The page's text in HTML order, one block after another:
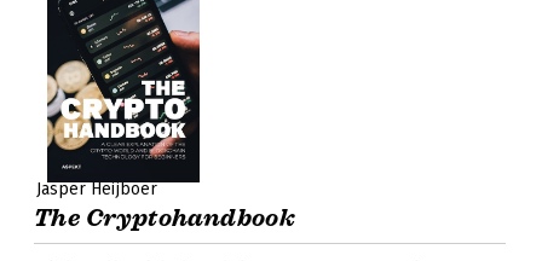
Jasper Heijboer
The Cryptohandbook